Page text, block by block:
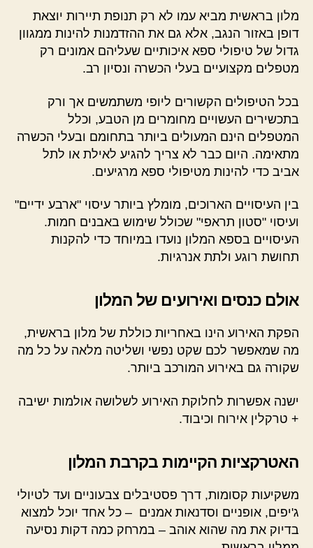
מלון בראשית מביא עמו לא רק תנופת תיירות יוצאת
דופן באזור הנגב, אלא גם את ההזדמנות להינות ממגוון
גדול של טיפולי ספא איכותיים שעליהם אמונים רק
מטפלים מקצועיים בעלי הכשרה ונסיון רב.
בכל הטיפולים הקשורים ליופי משתמשים אך ורק
בתכשירים העשויים מחומרים מן הטבע, וכלל
המטפלים הינם המעולים ביותר בתחומם ובעלי הכשרה
מתאימה. היום כבר לא צריך להגיע לאילת או לתל
אביב כדי להינות מטיפולי ספא מרגיעים.
בין העיסויים הארוכים, מומלץ ביותר עיסוי "ארבע ידיים"
ועיסוי "סטון תראפי" שכולל שימוש באבנים חמות.
העיסויים בספא המלון נועדו במיוחד כדי להקנות
תחושת רוגע ולתת אנרגיות.
אולם כנסים ואירועים של המלון
הפקת האירוע הינו באחריות כוללת של מלון בראשית,
מה שמאפשר לכם שקט נפשי ושליטה מלאה על כל מה
שקורה גם באירוע המורכב ביותר.
ישנה אפשרות לחלוקת האירוע לשלושה אולמות ישיבה
+ טרקלין אירוח וכיבוד.
האטרקציות הקיימות בקרבת המלון
משקיעות קסומות, דרך פסטיבלים צבעוניים ועד לטיולי
ג'יפים, אופניים וסדנאות אמנים – כל אחד יוכל למצוא
בדיוק את מה שהוא אוהב – במרחק כמה דקות נסיעה